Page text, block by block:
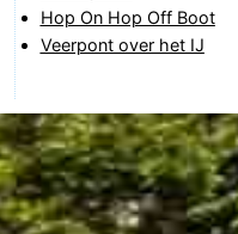
Hop On Hop Off Boot
Veerpont over het IJ